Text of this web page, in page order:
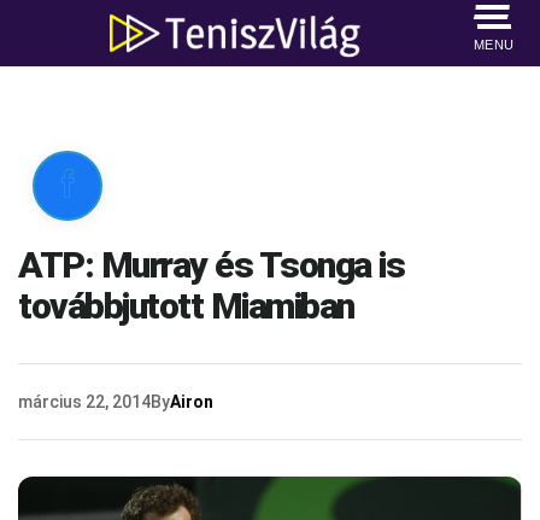
MENU

ATP: Murray és Tsonga is
továbbjutott Miamiban
március 22, 2014ByAiron